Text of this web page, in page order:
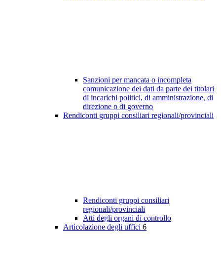
Sanzioni per mancata o incompleta
comunicazione dei dati da parte dei titolari
di incarichi politici, di amministrazione, di
direzione o di governo
Rendiconti gruppi consiliari regionali/provinciali
Rendiconti gruppi consiliari
regionali/provinciali
Atti degli organi di controllo
Articolazione degli uffici 6